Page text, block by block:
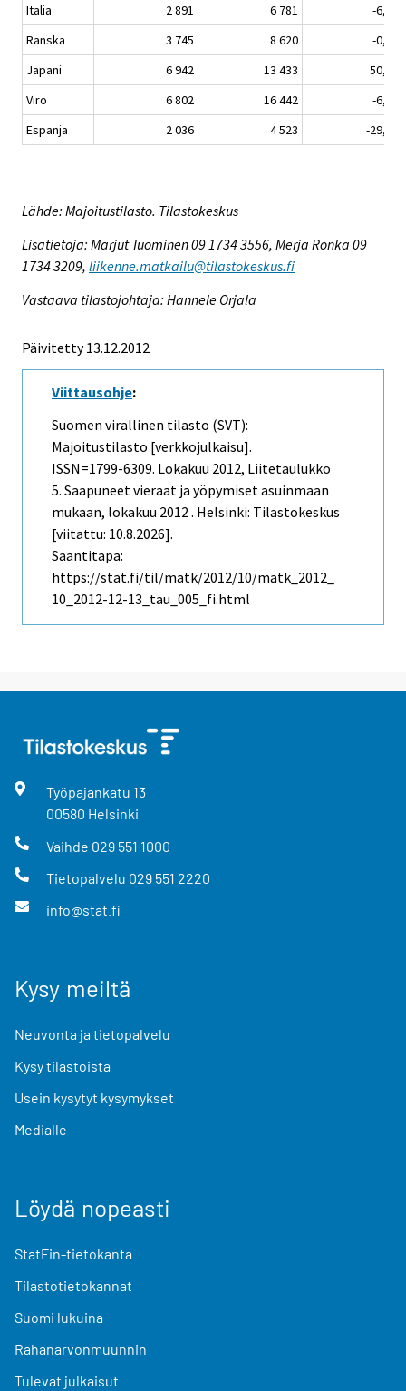
Italia
2 891 6 781
-6,2
Ranska
3 745 8 620
-0,0
Japani
6 942 13 433
50,9
Viro
6 802 16 442
-6,7
Espanja
2 036 4 523 -29,3
Lähde: Majoitustilasto. Tilastokeskus
Lisätietoja: Marjut Tuominen 09 1734 3556, Merja Rönkä 09
1734 3209, liikenne.matkailu@tilastokeskus.fi
Vastaava tilastojohtaja: Hannele Orjala
Päivitetty 13.12.2012
Viittausohje:
Suomen virallinen tilasto (SVT):
Majoitustilasto [verkkojulkaisu].
ISSN=1799-6309. Lokakuu 2012, Liitetaulukko
5. Saapuneet vieraat ja yöpymiset asuinmaan
mukaan, lokakuu 2012 . Helsinki: Tilastokeskus
[viitattu: 10.8.2026].
Saantitapa:
https://stat.fi/til/matk/2012/10/matk_2012_
10_2012-12-13_tau_005_fi.html
Työpajankatu 13
00580 Helsinki
Vaihde 029 551 1000
Tietopalvelu 029 551 2220
info@stat.fi
Kysy meiltä
Neuvonta ja tietopalvelu
Kysy tilastoista
Usein kysytyt kysymykset
Medialle
Löydä nopeasti
StatFin-tietokanta
Tilastotietokannat
Suomi lukuina
Rahanarvonmuunnin
Tulevat julkaisut